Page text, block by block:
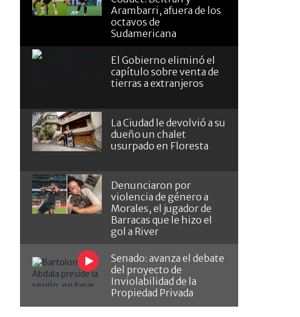
Arambarri, afuera de los
octavos de
Sudamericana
El Gobierno eliminó el
capítulo sobre venta de
tierras a extranjeros
La Ciudad le devolvió a su
dueño un chalet
usurpado en Floresta
Denunciaron por
violencia de género a
Morales, el jugador de
Barracas que le hizo el
gol a River
Senado: avanza el debate
del proyecto de
Inviolabilidad de la
Propiedad Privada